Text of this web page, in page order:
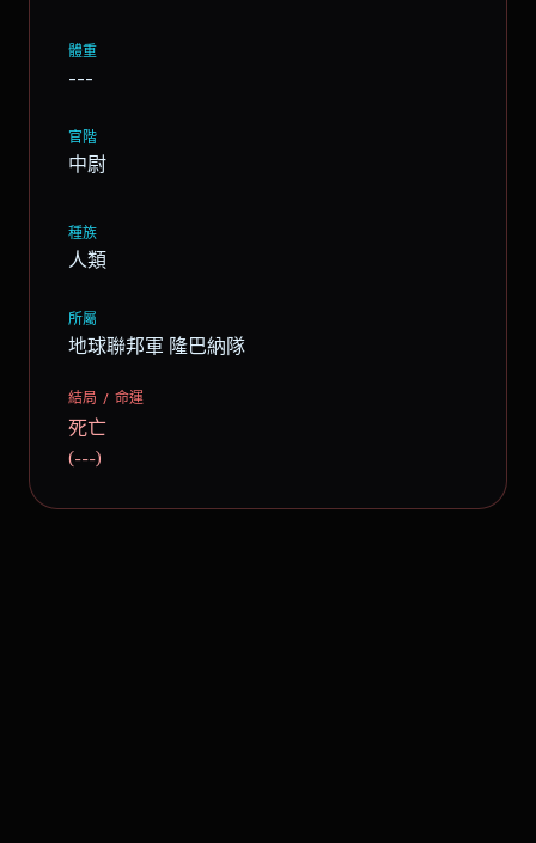
體重
---
官階
中尉
種族
人類
所屬
地球聯邦軍 隆巴納隊
結局 / 命運
死亡
(---)